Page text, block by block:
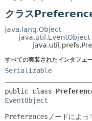
使用
ツリー
プレビュー
索引
クラス
java.lang.Object
java.util.EventObject
すべての実装されたインタフェ
Serializable
public class
EventObject
Preferences ノードによ